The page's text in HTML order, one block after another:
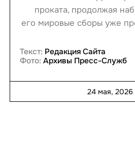
проката, продолжая
его мировые сборы уже
Текст: Редакция Сайта
Фото:Архивы Пресс-Служб
24 мая, 2026